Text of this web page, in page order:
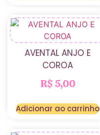
AVENTAL ANJO E
COROA
R$ 5,00
Adicionar ao carrinho